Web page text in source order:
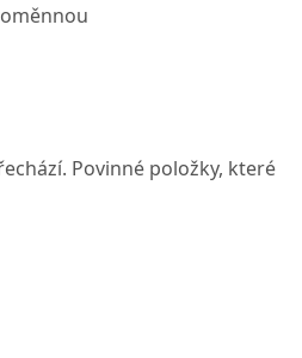
Povinné položky, které